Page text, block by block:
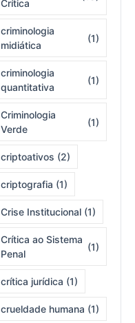
Crítica
criminologia
midiática
(1)
criminologia
quantitativa
(1)
Criminologia
Verde
(1)
criptoativos (2)
criptografia (1)
Crise Institucional (1)
Crítica ao Sistema
Penal
(1)
crítica jurídica (1)
crueldade humana (1)